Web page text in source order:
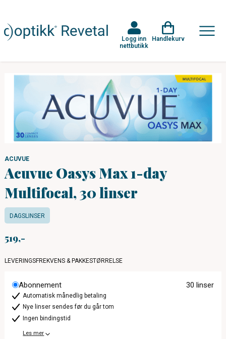
Logg inn
nettbutikk
Handlekurv
ACUVUE
Acuvue Oasys Max 1-day
Multifocal, 30 linser
DAGSLINSER
519
LEVERINGSFREKVENS & PAKKESTØRRELSE
Abonnement 30 linser
Automatisk månedlig betaling
Nye linser sendes før du går tom
Ingen bindingstid
Les mer